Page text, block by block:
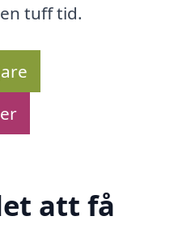
tuff tid.
att få